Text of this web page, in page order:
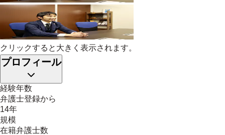
クリックすると大きく表示されます。
プロフィール
経験年数
弁護士登録から
14年
規模
在籍弁護士数